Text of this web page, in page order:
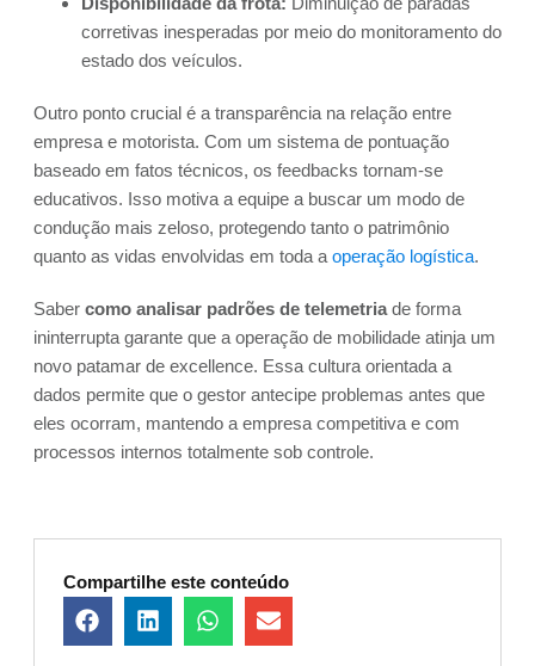
corretivas inesperadas por meio do monitoramento do
estado dos veículos.
Outro ponto crucial é a transparência na relação entre
empresa e motorista. Com um sistema de pontuação
baseado em fatos técnicos, os feedbacks tornam-se
educativos. Isso motiva a equipe a buscar um modo de
condução mais zeloso, protegendo tanto o patrimônio
quanto as vidas envolvidas em toda a operação logística.
Saber como analisar padrões de telemetriade forma
ininterrupta garante que a operação de mobilidade atinja um
novo patamar de excellence. Essa cultura orientada a
dados permite que o gestor antecipe problemas antes que
eles ocorram, mantendo a empresa competitiva e com
processos internos totalmente sob controle.
Compartilhe este conteúdo